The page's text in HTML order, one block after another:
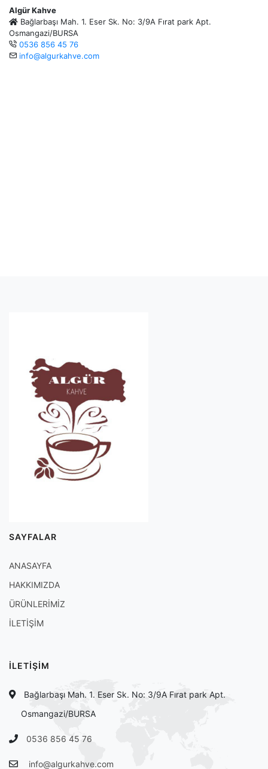
Algür Kahve
Bağlarbaşı Mah. 1. Eser Sk. No: 3/9A Fırat park Apt.
Osmangazi/BURSA
0536 856 45 76
info@algurkahve.com
SAYFALAR
ANASAYFA
HAKKIMIZDA
ÜRÜNLERİMİZ
İLETİŞİM
İLETİŞİM
Bağlarbaşı Mah. 1. Eser Sk. No: 3/9A Fırat park Apt.
Osmangazi/BURSA
0536 856 45 76
info@algurkahve.com